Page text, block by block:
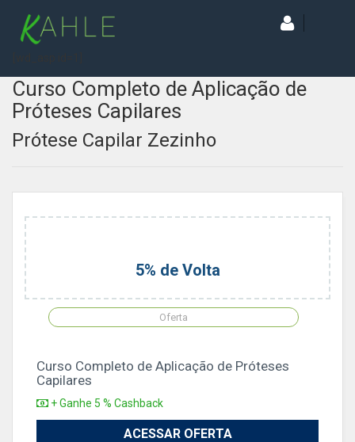
Curso Completo de Aplicação de
Próteses Capilares
Prótese Capilar Zezinho
5% de Volta
Oferta
Curso Completo de Aplicação de Próteses
Capilares
+ Ganhe 5 % Cashback
ACESSAR OFERTA